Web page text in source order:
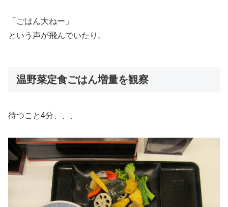
「ごはん大ねー」
という声が飛んでいたり。
温野菜定食ごはん増量を観察
待つこと4分、、、